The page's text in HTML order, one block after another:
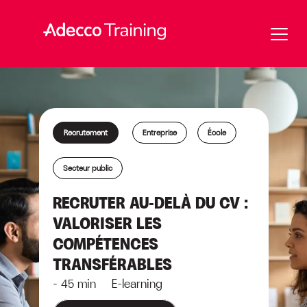
Recrutement Entreprise École
Secteur public
RECRUTER AU-DELÀ DU CV :
VALORISER LES
COMPÉTENCES
TRANSFÉRABLES
- 45 min E-learning